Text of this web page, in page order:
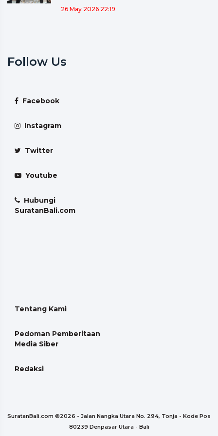
26 May 2026 22:19
Follow Us
Facebook
Instagram
Twitter
Youtube
Hubungi
SuratanBali.com
Tentang Kami
Pedoman Pemberitaan
Media Siber
Redaksi
SuratanBali.com ©2026 - Jalan Nangka Utara No. 294, Tonja - Kode Pos
80239 Denpasar Utara - Bali